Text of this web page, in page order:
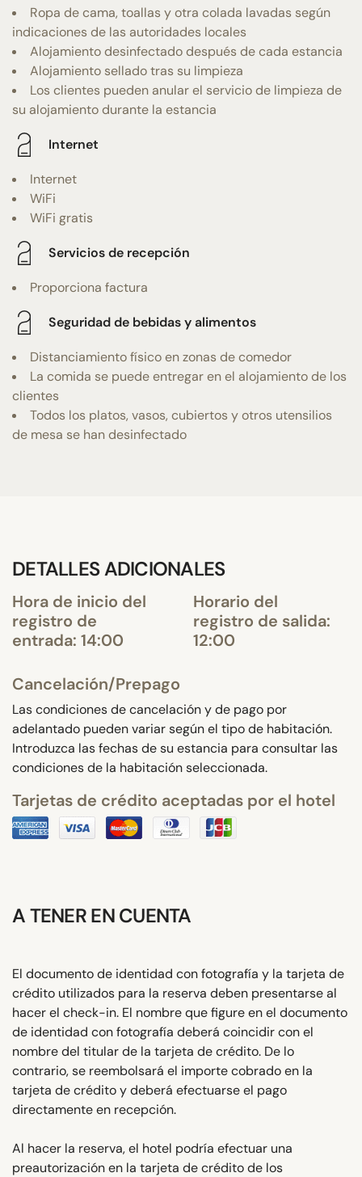
Ropa de cama, toallas y otra colada lavadas según
indicaciones de las autoridades locales
Alojamiento desinfectado después de cada estancia
Alojamiento sellado tras su limpieza
Los clientes pueden anular el servicio de limpieza de
su alojamiento durante la estancia
Internet
Internet
WiFi
WiFi gratis
Servicios de recepción
Proporciona factura
Seguridad de bebidas y alimentos
Distanciamiento físico en zonas de comedor
La comida se puede entregar en el alojamiento de los
clientes
Todos los platos, vasos, cubiertos y otros utensilios
de mesa se han desinfectado
DETALLES ADICIONALES
Hora de inicio del
registro de
entrada: 14:00
Horario del
registro de salida:
12:00
Cancelación/Prepago
Las condiciones de cancelación y de pago por
adelantado pueden variar según el tipo de habitación.
Introduzca las fechas de su estancia para consultar las
condiciones de la habitación seleccionada.
Tarjetas de crédito aceptadas por el hotel
A TENER EN CUENTA
El documento de identidad con fotografía y la tarjeta de
crédito utilizados para la reserva deben presentarse al
hacer el check-in. El nombre que figure en el documento
de identidad con fotografía deberá coincidir con el
nombre del titular de la tarjeta de crédito. De lo
contrario, se reembolsará el importe cobrado en la
tarjeta de crédito y deberá efectuarse el pago
directamente en recepción.
Al hacer la reserva, el hotel podría efectuar una
preautorización en la tarjeta de crédito de los